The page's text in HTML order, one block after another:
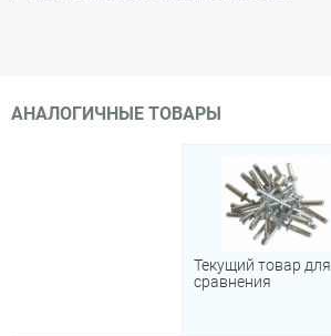
АНАЛОГИЧНЫЕ ТОВАРЫ
Текущий товар для
сравнения